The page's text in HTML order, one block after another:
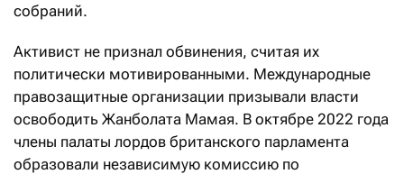
собраний.
Активист не признал обвинения, считая их
политически мотивированными. Международные
правозащитные организации призывали власти
освободить Жанболата Мамая. В октябре 2022 года
члены палаты лордов британского парламента
образовали независимую комиссию по